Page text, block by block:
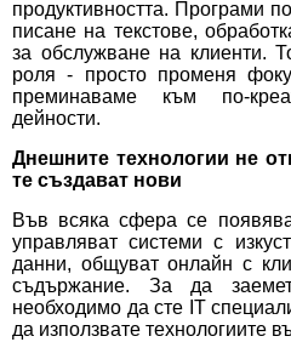
продуктивността. Програми
писане на текстове,
за обслужване на клиенти.
роля - просто променя
преминаваме към по-
дейности.
Днешните технологии не
те създават нови
Във всяка сфера се
управляват системи с
данни, общуват онлайн с
съдържание. За да
необходимо да сте IT
да използвате технологиите